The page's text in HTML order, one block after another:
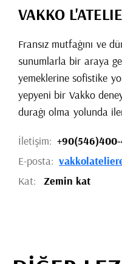
VAKKO
Fransız mutfağını ve
sunumlarla bir araya
yemeklerine sofistike
yepyeni bir Vakko
durağı olma yolunda
İletişim:
E-posta:
Kat:
Zemin kat